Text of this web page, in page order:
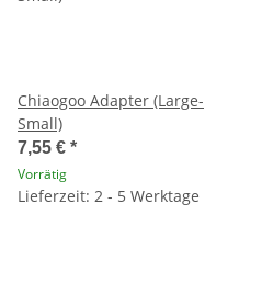
Chiaogoo Adapter (Large-
Small)
7,55 € *
Vorrätig
Lieferzeit: 2 - 5 Werktage